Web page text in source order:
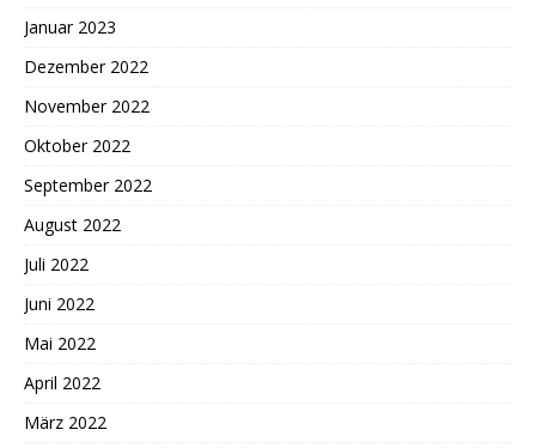
Januar 2023
Dezember 2022
November 2022
Oktober 2022
September 2022
August 2022
Juli 2022
Juni 2022
Mai 2022
April 2022
März 2022